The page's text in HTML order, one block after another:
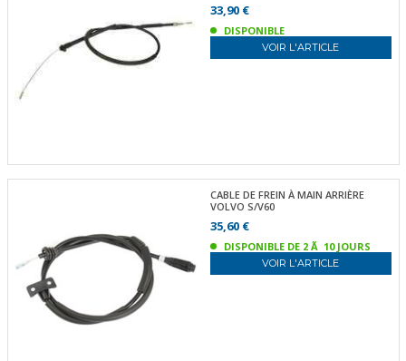
33,90 €
DISPONIBLE
VOIR L'ARTICLE
CABLE DE FREIN À MAIN ARRIÈRE
VOLVO S/V60
35,60 €
DISPONIBLE DE 2 Ã 10 JOURS
VOIR L'ARTICLE